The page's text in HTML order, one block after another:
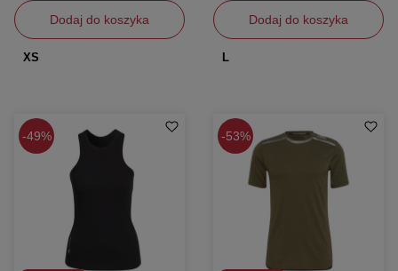
Dodaj do koszyka
XS
Dodaj do koszyka
L
49% 53%